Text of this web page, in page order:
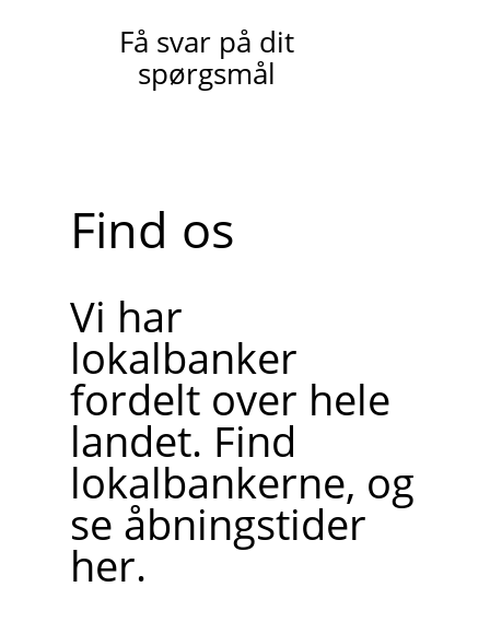
Få svar på dit
spørgsmål
Find os
Vi har
lokalbanker
fordelt over hele
landet. Find
lokalbankerne, og
se åbningstider
her.